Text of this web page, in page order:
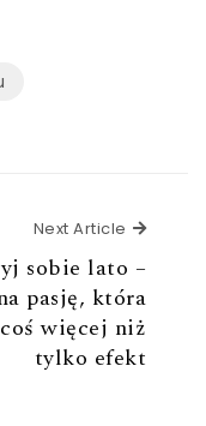
Next Article Next
sobie lato –
pasję, która
więcej niż
tylko efekt